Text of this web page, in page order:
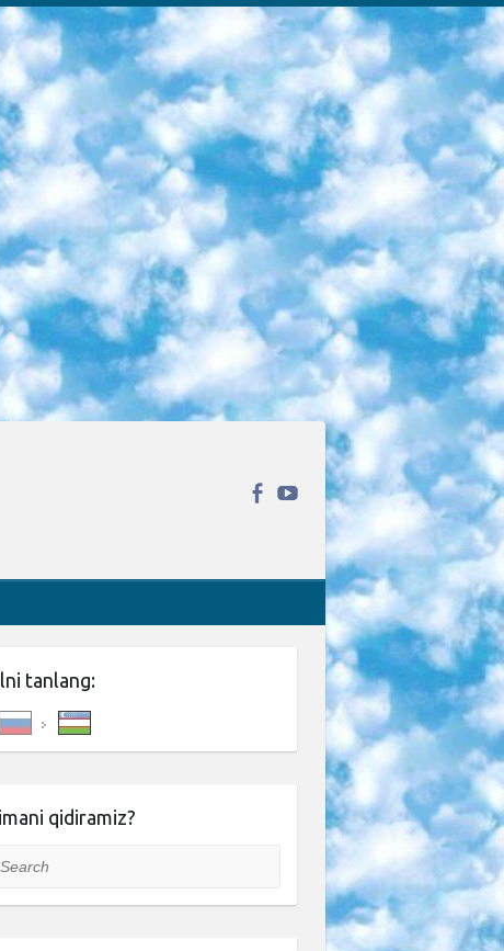
5. «КиберЛенинка» Электронная научная библиотека открытого доступа. Каталог площадки регулярно обрастает текстами статей из различных научных изданий. Сгруппированные по журналам и рубрикам публикации можно читать онлайн или скачивать целиком в PDF-формате. Проект нацелен на популяризацию науки за счёт открытого доступа к качественной информации. 6. «ПостНаука» На этом ресурсе публикуют подборки видеолекций, составленные экспертами из разных отраслей и объединённые общими темами. Среди них, к примеру, есть серии «Биоинформатика и геномика», «Культура средневековой Скандинавии» и Cinema Studies о теории кино. Каждая подборка лекций — логически связанная история, рассказанная экспертом от первого лица. Кроме того, на сайте появляются научно-образовательные статьи и тесты на разные темы. 7. «Newочём» Команда проекта «Newочём» отбирает самые интересные тексты из англоязычных СМИ и переводит те из них, за которые голосуют участники сообщества «ВКонтакте». По большей части это научно-популярные статьи. Редакторы придумывают лишь заголовки, в остальном содержание переводов соответствует оригиналам. Полные тексты можно читать прямо в социальной сети. 8. InternetUrok Онлайн-база материалов по основным дисциплинам школьной программы. Информация на сайте структурирована по классам, предметам и темам (урокам). Каждый урок состоит из видеолекций и конспектов. Есть также интерактивные тренажёры и тесты для закрепления пройденного материала. Даже если вы давно окончили школу, возможность повторить программу старших классов всегда может пригодиться. 9. Edutainme Ещё один ресурс об образовании. В отличие от Newtonew, как мне кажется, Edutainme больше ориентируется на представителей индустрии: педагогов, предпринимателей, разработчиков образовательных проектов. Но и любой, кто просто стремится к саморазвитию, найдёт на сайте много полезного и интересного для себя. Например, информацию о новых курсах и образовательных сервисах. 10. Newtonew Онлайн-медиа об образовании и обучении в широком смысле. Авторы Newtonew пишут об инструментах, заведениях, тактиках и стратегиях, которые помогают учить других и получать новые знания самостоятельно. На этой площадке вы найдёте новости, обзоры, аналитические мат
tanlang:
qidiramiz?